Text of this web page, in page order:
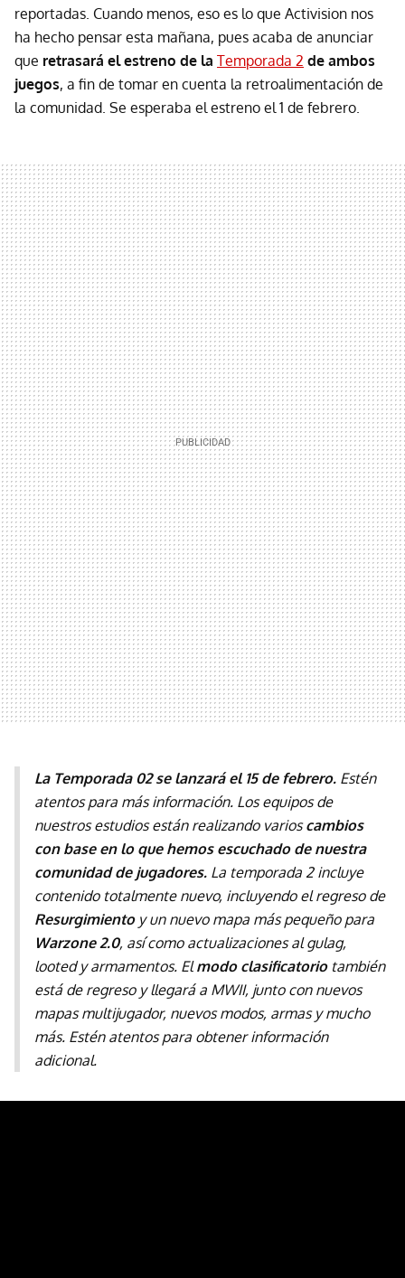
reportadas. Cuando menos, eso es lo que Activision nos
ha hecho pensar esta mañana, pues acaba de anunciar
que retrasará el estreno de la Temporada 2 de ambos
juegos, a fin de tomar en cuenta la retroalimentación de
la comunidad. Se esperaba el estreno el 1 de febrero.
La Temporada 02 se lanzará el 15 de febrero. Estén
atentos para más información. Los equipos de
nuestros estudios están realizando varioscambios
con base en lo que hemos escuchado de nuestra
comunidad de jugadores. La temporada 2 incluye
contenido totalmente nuevo, incluyendo el regreso de
Resurgimiento y un nuevo mapa más pequeño para
Warzone 2.0, así como actualizaciones al gulag,
looted y armamentos. Elmodo clasificatoriotambién
está de regreso y llegará a MWII, junto con nuevos
mapas multijugador, nuevos modos, armas y mucho
más. Estén atentos para obtener información
adicional.